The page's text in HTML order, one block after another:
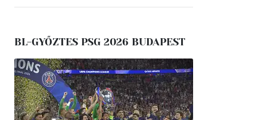
BL-GYŐZTES PSG 2026 BUDAPEST